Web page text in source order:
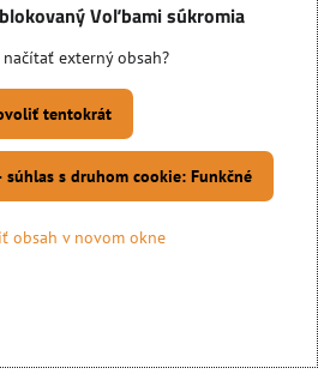
Voľbami súkromia
externý obsah?
tentokrát
s druhom cookie: Funkčné
obsah v novom okne